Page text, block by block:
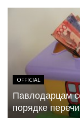
OFFICIAL
Павлодарцам
порядке